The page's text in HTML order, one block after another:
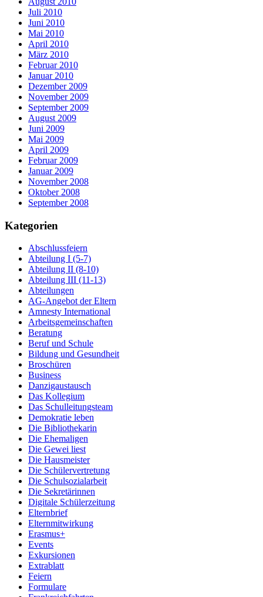
Juli 2010
Juni 2010
Mai 2010
April 2010
März 2010
Februar 2010
Januar 2010
Dezember 2009
November 2009
September 2009
August 2009
Juni 2009
Mai 2009
April 2009
Februar 2009
Januar 2009
November 2008
Oktober 2008
September 2008
Kategorien
Abschlussfeiern
Abteilung I (5-7)
Abteilung II (8-10)
Abteilung III (11-13)
Abteilungen
AG-Angebot der Eltern
Amnesty International
Arbeitsgemeinschaften
Beratung
Beruf und Schule
Bildung und Gesundheit
Broschüren
Business
Danzigaustausch
Das Kollegium
Das Schulleitungsteam
Demokratie leben
Die Bibliothekarin
Die Ehemaligen
Die Gewei liest
Die Hausmeister
Die Schülervertretung
Die Schulsozialarbeit
Die Sekretärinnen
Digitale Schülerzeitung
Elternbrief
Elternmitwirkung
Erasmus+
Events
Exkursionen
Extrablatt
Feiern
Formulare